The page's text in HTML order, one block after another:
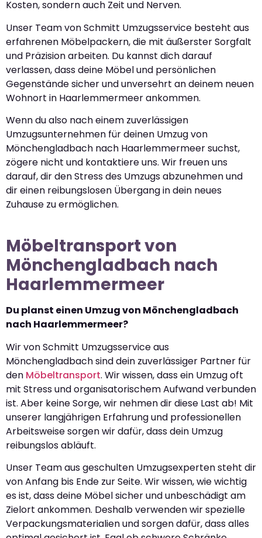
Kosten, sondern auch Zeit und Nerven.
Unser Team von Schmitt Umzugsservice besteht aus
erfahrenen Möbelpackern, die mit äußerster Sorgfalt
und Präzision arbeiten. Du kannst dich darauf
verlassen, dass deine Möbel und persönlichen
Gegenstände sicher und unversehrt an deinem neuen
Wohnort in Haarlemmermeer ankommen.
Wenn du also nach einem zuverlässigen
Umzugsunternehmen für deinen Umzug von
Mönchengladbach nach Haarlemmermeer suchst,
zögere nicht und kontaktiere uns. Wir freuen uns
darauf, dir den Stress des Umzugs abzunehmen und
dir einen reibungslosen Übergang in dein neues
Zuhause zu ermöglichen.
Möbeltransport von
Mönchengladbach nach
Haarlemmermeer
Du planst einen Umzug von Mönchengladbach
nach Haarlemmermeer?
Wir von Schmitt Umzugsservice aus
Mönchengladbach sind dein zuverlässiger Partner für
den Möbeltransport. Wir wissen, dass ein Umzug oft
mit Stress und organisatorischem Aufwand verbunden
ist. Aber keine Sorge, wir nehmen dir diese Last ab! Mit
unserer langjährigen Erfahrung und professionellen
Arbeitsweise sorgen wir dafür, dass dein Umzug
reibungslos abläuft.
Unser Team aus geschulten Umzugsexperten steht dir
von Anfang bis Ende zur Seite. Wir wissen, wie wichtig
es ist, dass deine Möbel sicher und unbeschädigt am
Zielort ankommen. Deshalb verwenden wir spezielle
Verpackungsmaterialien und sorgen dafür, dass alles